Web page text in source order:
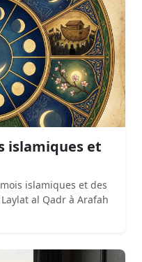
islamiques et
islamiques et des
al Qadr à Arafah